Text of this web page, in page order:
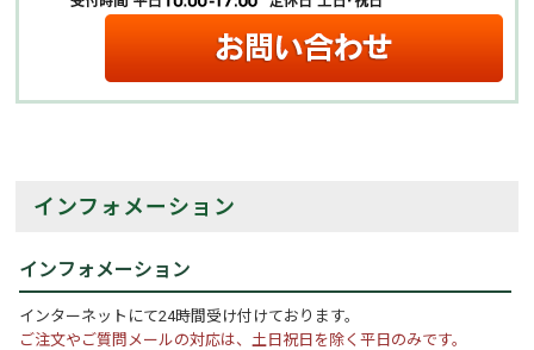
インフォメーション
インフォメーション
インターネットにて24時間受け付けております。
ご注文やご質問メールの対応は、土日祝日を除く平日のみです。